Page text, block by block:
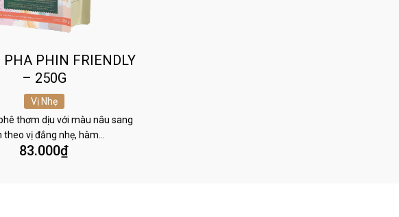
PHA PHIN FRIENDLY
– 250G
Vị Nhẹ
thơm dịu với màu nâu sang
theo vị đắng nhẹ, hàm…
83.000₫